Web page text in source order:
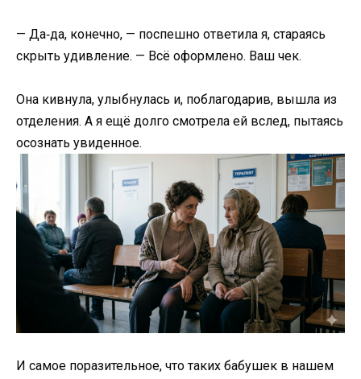
— Да‑да, конечно, — поспешно ответила я, стараясь
скрыть удивление. — Всё оформлено. Ваш чек.
Она кивнула, улыбнулась и, поблагодарив, вышла из
отделения. А я ещё долго смотрела ей вслед, пытаясь
осознать увиденное.
И самое поразительное, что таких бабушек в нашем